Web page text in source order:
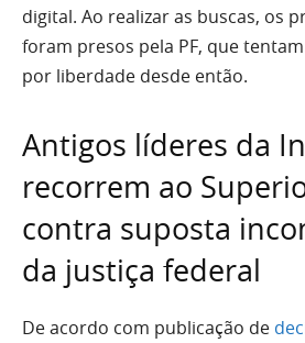
digital. Ao realizar as buscas, os
foram presos pela PF, que
por liberdade desde então.
Antigos líderes da
recorrem ao
contra suposta
da justiça federal
De acordo com publicação de